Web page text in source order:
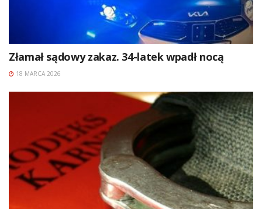
Złamał sądowy zakaz. 34-latek wpadł nocą
18 MARCA 2026